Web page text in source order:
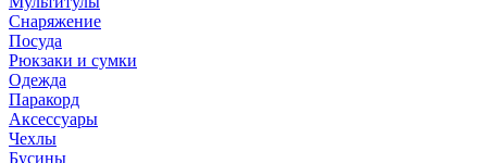
Снаряжение
Посуда
Рюкзаки и сумки
Одежда
Паракорд
Аксессуары
Чехлы
Бусины